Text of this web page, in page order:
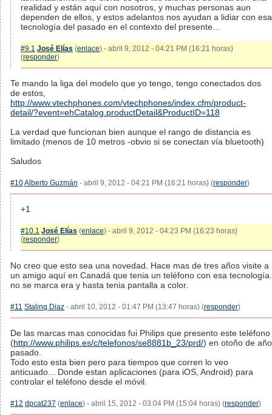
realidad y están aquí con nosotros, y muchas personas aun
dependen de ellos, y estos adelantos nos ayudan a lidiar con esa
tecnología del pasado en el contexto del presente...
#9.1 José Elías (enlace) - abril 9, 2012 - 04:21 PM (16:21 horas)
(responder)
Te mando la liga del modelo que yo tengo, tengo conectados dos
de estos,
http://www.vtechphones.com/vtechphones/index.cfm/product-
detail/?event=ehCatalog.productDetail&ProductID=118
La verdad que funcionan bien aunque el rango de distancia es
limitado (menos de 10 metros -obvio si se conectan vía bluetooth)
Saludos
#10Alberto Guzmán - abril 9, 2012 - 04:21 PM (16:21 horas) (responder)
+1
#10.1 José Elías (enlace) - abril 9, 2012 - 04:23 PM (16:23 horas)
(responder)
No creo que esto sea una novedad. Hace mas de tres años visite a
un amigo aquí en Canadá que tenia un teléfono con esa tecnología.
no se marca era y hasta tenia pantalla a color.
#11 Staling Diaz - abril 10, 2012 - 01:47 PM (13:47 horas) (responder)
De las marcas mas conocidas fui Philips que presento este teléfono
(http://www.philips.es/c/telefonos/se8881b_23/prd/) en otoño de año
pasado.
Todo esto esta bien pero para tiempos que corren lo veo
anticuado... Donde estan aplicaciones (para iOS, Android) para
controlar el teléfono desde el móvil.
#12 dpcat237 (enlace) - abril 15, 2012 - 03:04 PM (15:04 horas) (responder)